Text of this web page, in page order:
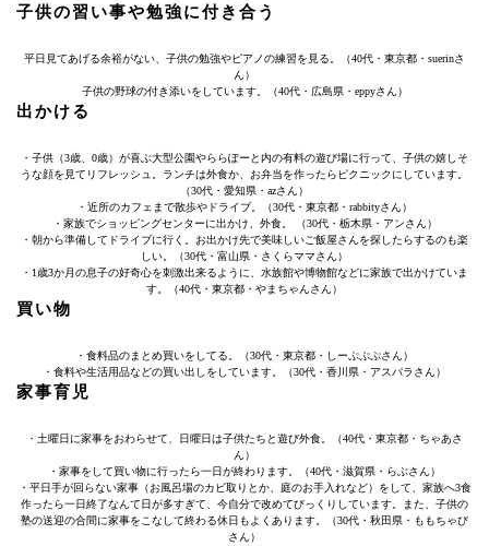
子供の習い事や勉強に付き合う
平日見てあげる余裕がない、子供の勉強やピアノの練習を見る。（40代・東京都・suerinさ
ん）
子供の野球の付き添いをしています。（40代・広島県・eppyさん）
出かける
・子供（3歳、0歳）が喜ぶ大型公園やららぽーと内の有料の遊び場に行って、子供の嬉しそ
うな顔を見てリフレッシュ。ランチは外食か、お弁当を作ったらピクニックにしています。
（30代・愛知県・azさん）
・近所のカフェまで散歩やドライブ。（30代・東京都・rabbityさん）
・家族でショッピングセンターに出かけ、外食。 （30代・栃木県・アンさん）
・朝から準備してドライブに行く。お出かけ先で美味しいご飯屋さんを探したらするのも楽
しい。（30代・富山県・さくらママさん）
・1歳3か月の息子の好奇心を刺激出来るように、水族館や博物館などに家族で出かけていま
す。（40代・東京都・やまちゃんさん）
買い物
・食料品のまとめ買いをしてる。（30代・東京都・しーぷぷぷさん）
・食料や生活用品などの買い出しをしています。（30代・香川県・アスパラさん）
家事育児
・土曜日に家事をおわらせて、日曜日は子供たちと遊び外食。（40代・東京都・ちゃあさ
ん）
・家事をして買い物に行ったら一日が終わります。（40代・滋賀県・らぶさん）
・平日手が回らない家事（お風呂場のカビ取りとか、庭のお手入れなど）をして、家族へ3食
作ったら一日終了なんて日が多すぎて、今自分で改めてびっくりしています。また、子供の
塾の送迎の合間に家事をこなして終わる休日もよくあります。（30代・秋田県・ももちゃび
さん）